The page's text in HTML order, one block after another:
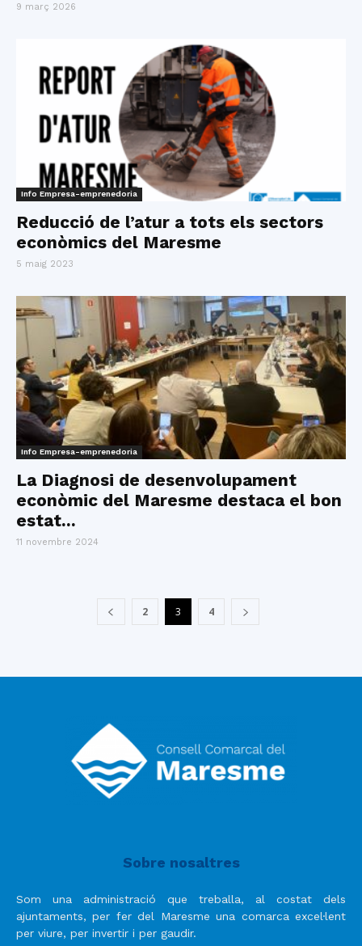
9 març 2026
Info Empresa-emprenedoria
Reducció de l’atur a tots els sectors
econòmics del Maresme
5 maig 2023
Info Empresa-emprenedoria
La Diagnosi de desenvolupament
econòmic del Maresme destaca el bon
estat...
11 novembre 2024
2 3 4
Sobre nosaltres
Som una administració que treballa, al costat dels
ajuntaments, per fer del Maresme una comarca excel·lent
per viure, per invertir i per gaudir.